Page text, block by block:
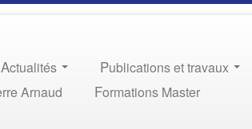
Actualités
Publications et travaux
Arnaud
Formations Master